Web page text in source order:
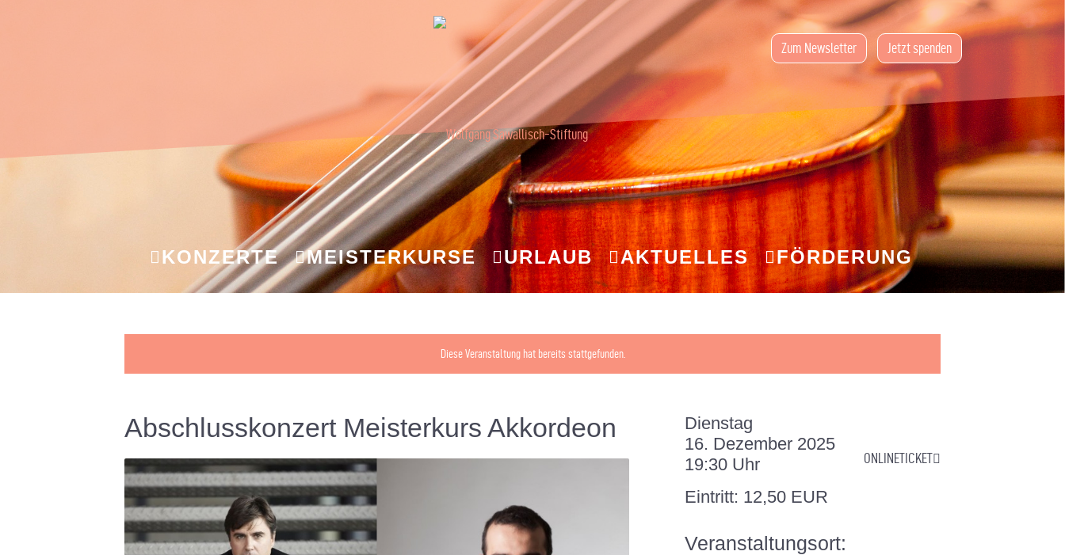
KONZERTE MEISTERKURSE URLAUB AKTUELLES FÖRDERUNG
Zum Newsletter Jetzt spenden
Diese Veranstaltung hat bereits stattgefunden.
Abschlusskonzert Meisterkurs Akkordeon
ONLINETICKET
Dienstag
16. Dezember 2025
19:30 Uhr
Eintritt: 12,50 EUR
Veranstaltungsort: